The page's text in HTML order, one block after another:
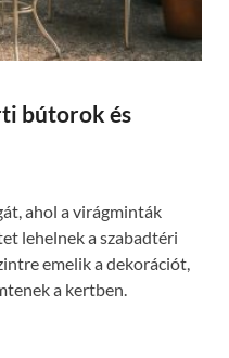
bútorok és
ahol a virágminták
lehelnek a szabadtéri
emelik a dekorációt,
a kertben.